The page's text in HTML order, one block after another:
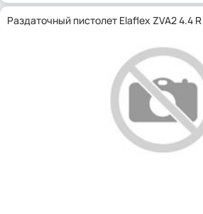
Раздаточный пистолет Elaflex ZVA2 4.4